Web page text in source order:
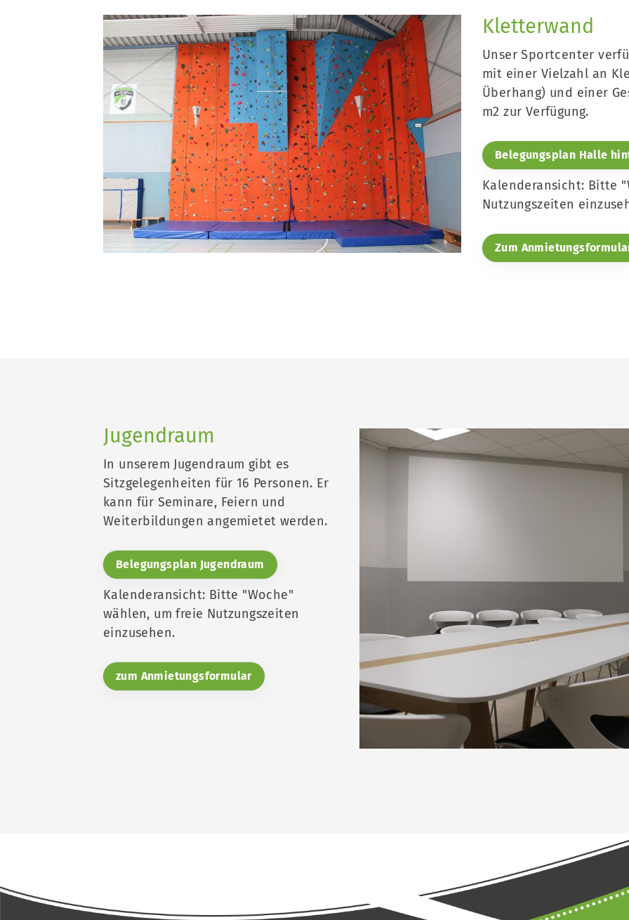
Kletterwand
Unser Sportcenter
mit einer Vielzahl an
Überhang) und einer
m2 zur Verfügung.
Belegungsplan Halle
Kalenderansicht: Bitte
Nutzungszeiten
Zum
Jugendraum
In unserem Jugendraum gibt es
Sitzgelegenheiten für 16 Personen. Er
kann für Seminare, Feiern und
Weiterbildungen angemietet werden.
Belegungsplan Jugendraum
Kalenderansicht: Bitte "Woche"
wählen, um freie Nutzungszeiten
einzusehen.
zum Anmietungsformular